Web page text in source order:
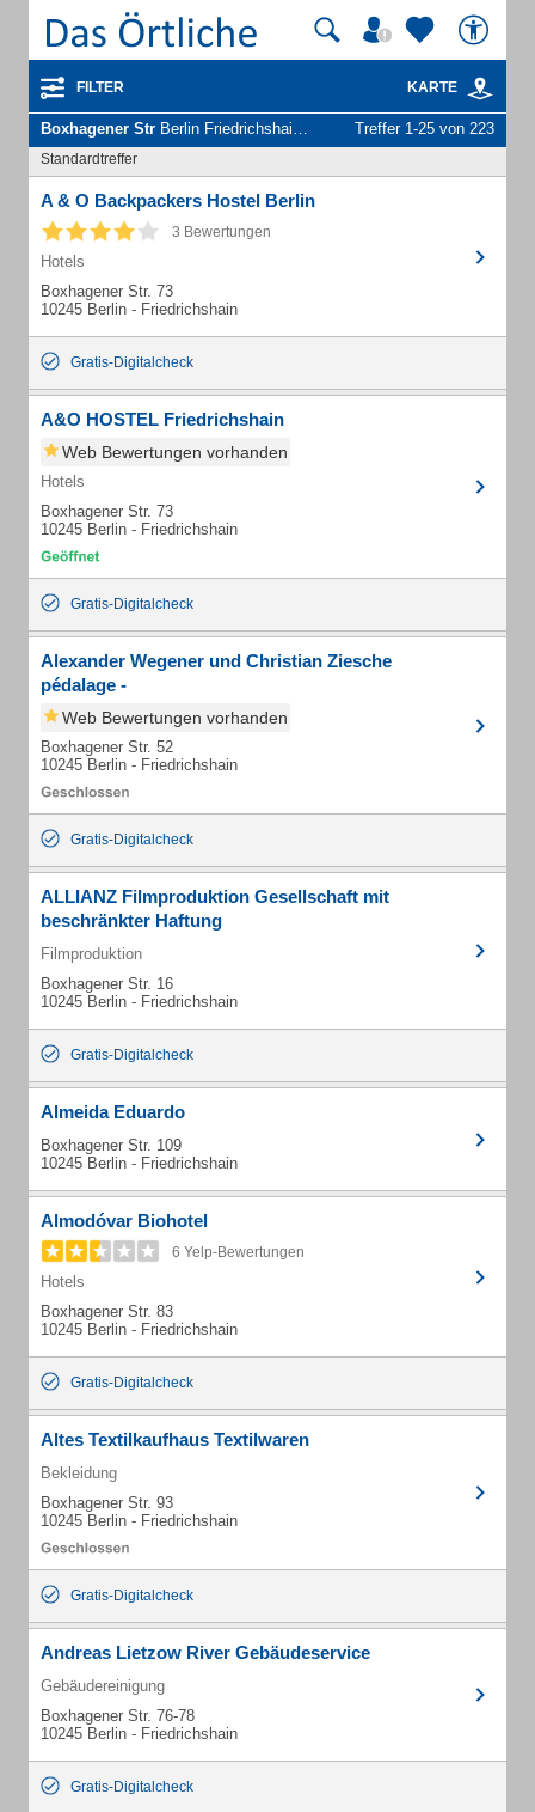
FILTER KARTE
Boxhagener Str Berlin Friedrichshain - Unternehmen und Personen Treffer 1-25 von 223
Standardtreffer
A & O Backpackers Hostel Berlin
3 Bewertungen
Hotels
Boxhagener Str. 73
10245 Berlin - Friedrichshain
Gratis-Digitalcheck
A&O HOSTEL Friedrichshain
Web Bewertungen vorhanden
Hotels
Boxhagener Str. 73
10245 Berlin - Friedrichshain
Gratis-Digitalcheck
Alexander Wegener und Christian Ziesche
pédalage -
Web Bewertungen vorhanden
Boxhagener Str. 52
10245 Berlin - Friedrichshain
Gratis-Digitalcheck
ALLIANZ Filmproduktion Gesellschaft mit
beschränkter Haftung
Filmproduktion
Boxhagener Str. 16
10245 Berlin - Friedrichshain
Gratis-Digitalcheck
Almeida Eduardo
Boxhagener Str. 109
10245 Berlin - Friedrichshain
Almodóvar Biohotel
6 Yelp-Bewertungen
Hotels
Boxhagener Str. 83
10245 Berlin - Friedrichshain
Gratis-Digitalcheck
Altes Textilkaufhaus Textilwaren
Bekleidung
Boxhagener Str. 93
10245 Berlin - Friedrichshain
Gratis-Digitalcheck
Andreas Lietzow River Gebäudeservice
Gebäudereinigung
Boxhagener Str. 76-78
10245 Berlin - Friedrichshain
Gratis-Digitalcheck